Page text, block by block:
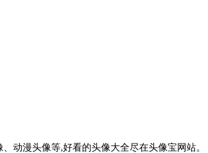
动漫头像等,好看的头像大全尽在头像宝网站。